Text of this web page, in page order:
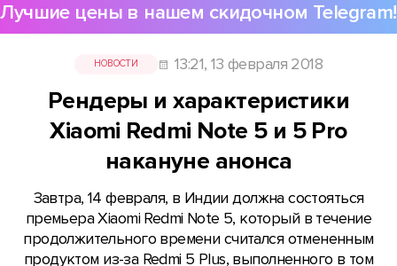
Лучшие цены в нашем скидочном Telegram!
НОВОСТИ 13:21, 13 февраля 2018
Рендеры и характеристики
Xiaomi Redmi Note 5 и 5 Pro
накануне анонса
Завтра, 14 февраля, в Индии должна состояться
премьера Xiaomi Redmi Note 5, который в течение
продолжительного времени считался отмененным
продуктом из-за Redmi 5 Plus, выполненного в том